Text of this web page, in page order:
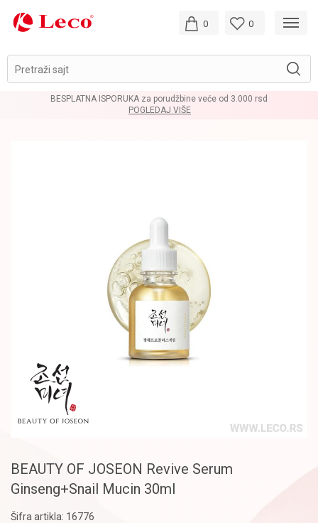
Pretraži sajt
0 0
BESPLATNA ISPORUKA za porudžbine veće od 3.000 rsd
POGLEDAJ VIŠE
BEAUTY OF JOSEON Revive Serum
Ginseng+Snail Mucin 30ml
Šifra artikla: 16776